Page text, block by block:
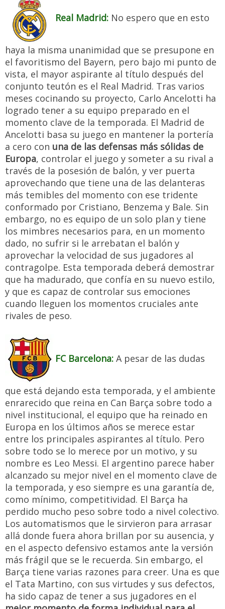
Real Madrid: No espero que en esto
haya la misma unanimidad que se presupone en
el favoritismo del Bayern, pero bajo mi punto de
vista, el mayor aspirante al título después del
conjunto teutón es el Real Madrid. Tras varios
meses cocinando su proyecto, Carlo Ancelotti ha
logrado tener a su equipo preparado en el
momento clave de la temporada. El Madrid de
Ancelotti basa su juego en mantener la portería
a cero con una de las defensas más sólidas de
Europa, controlar el juego y someter a su rival a
través de la posesión de balón, y ver puerta
aprovechando que tiene una de las delanteras
más temibles del momento con ese tridente
conformado por Cristiano, Benzema y Bale. Sin
embargo, no es equipo de un solo plan y tiene
los mimbres necesarios para, en un momento
dado, no sufrir si le arrebatan el balón y
aprovechar la velocidad de sus jugadores al
contragolpe. Esta temporada deberá demostrar
que ha madurado, que confía en su nuevo estilo,
y que es capaz de controlar sus emociones
cuando lleguen los momentos cruciales ante
rivales de peso.
FC Barcelona: A pesar de las dudas
que está dejando esta temporada, y el ambiente
enrarecido que reina en Can Barça sobre todo a
nivel institucional, el equipo que ha reinado en
Europa en los últimos años se merece estar
entre los principales aspirantes al título. Pero
sobre todo se lo merece por un motivo, y su
nombre es Leo Messi. El argentino parece haber
alcanzado su mejor nivel en el momento clave de
la temporada, y eso siempre es una garantía de,
como mínimo, competitividad. El Barça ha
perdido mucho peso sobre todo a nivel colectivo.
Los automatismos que le sirvieron para arrasar
allá donde fuera ahora brillan por su ausencia, y
en el aspecto defensivo estamos ante la versión
más frágil que se le recuerda. Sin embargo, el
Barça tiene varias razones para creer. Una es que
el Tata Martino, con sus virtudes y sus defectos,
ha sido capaz de tener a sus jugadores en el